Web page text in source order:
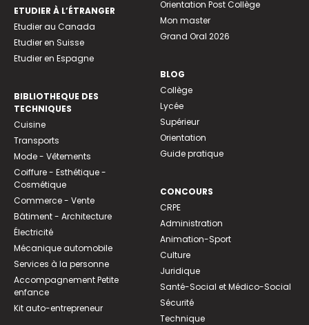
ETUDIER À L’ÉTRANGER
Etudier au Canada
Etudier en Suisse
Etudier en Espagne
BIBLIOTHEQUE DES
TECHNIQUES
Cuisine
Transports
Mode - Vêtements
Coiffure - Esthétique -
Cosmétique
Commerce - Vente
Bâtiment - Architecture
Électricité
Mécanique automobile
Services à la personne
Accompagnement Petite
enfance
Kit auto-entrepreneur
Orientation Post Collège
Mon master
Grand Oral 2026
BLOG
Collège
Lycée
Supérieur
Orientation
Guide pratique
CONCOURS
CRPE
Administration
Animation-Sport
Culture
Juridique
Santé-Social et Médico-Social
Sécurité
Technique